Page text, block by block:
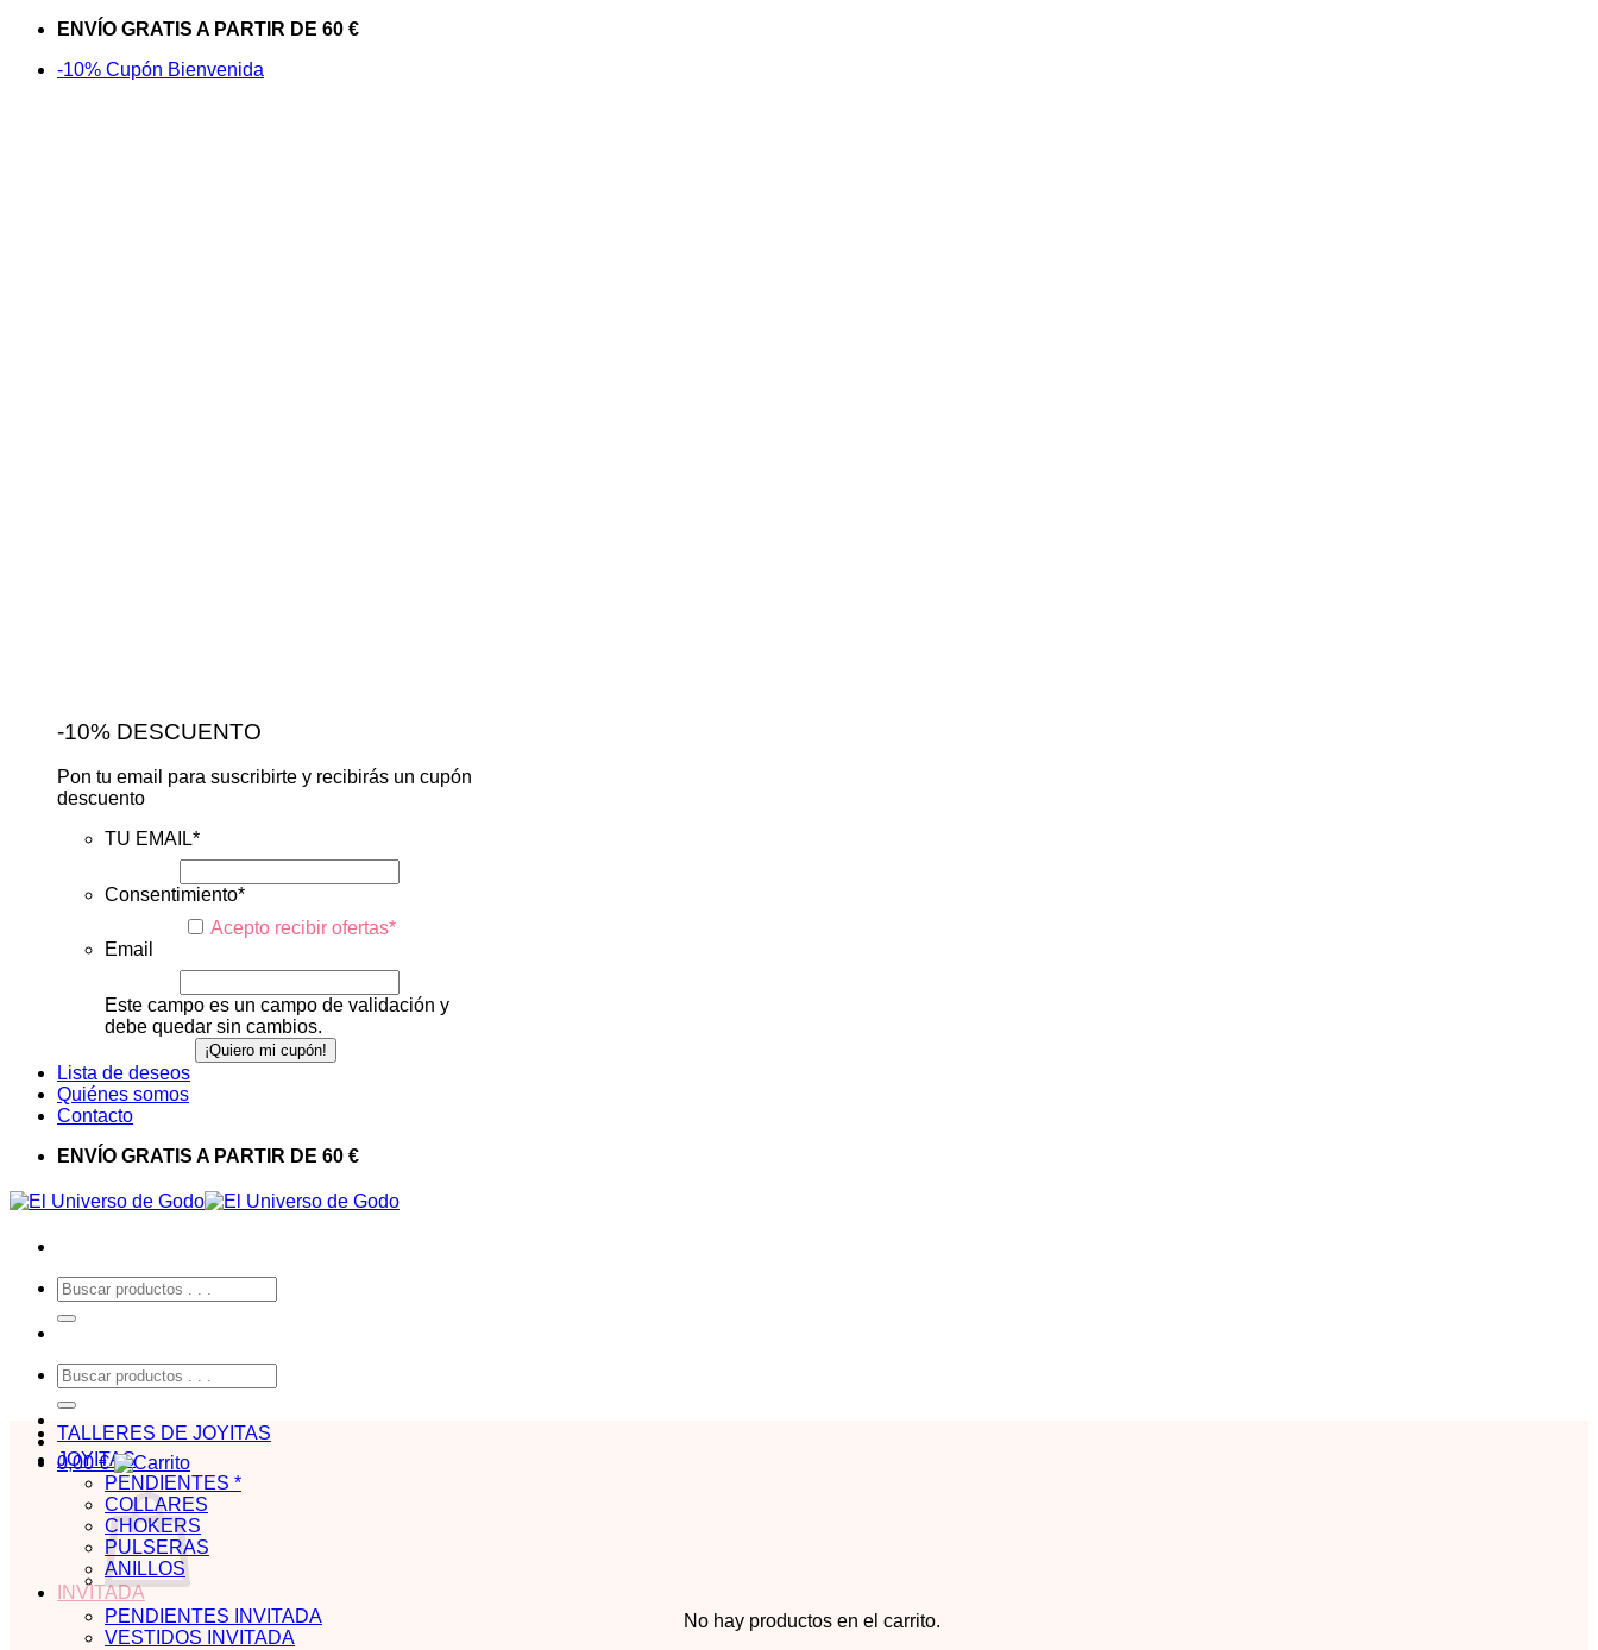
Saltar
contenido
ENVÍO GRATIS A PARTIR DE 60 €
-10% Cupón Bienvenida
-10% DESCUENTO
Pon tu email para suscribirte y recibirás un cupón
descuento
TU EMAIL*
Consentimiento*
Acepto recibir ofertas*
Email
Este campo es un campo de validación y
debe quedar sin cambios.
Lista de deseos
Quiénes somos
Contacto
ENVÍO GRATIS A PARTIR DE 60 €
Buscar
por:
Buscar
por:
0,00€
No hay productos en el carrito.
TALLERES DE JOYITAS
JOYITAS
PENDIENTES *
COLLARES
CHOKERS
PULSERAS
ANILLOS
INVITADA
PENDIENTES INVITADA
VESTIDOS INVITADA